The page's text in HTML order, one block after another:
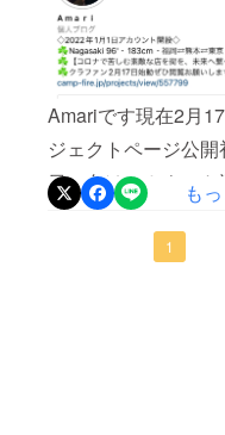
Amariです現在2月
ジェクトページ公開
日に向けアカウント
より力を入れ2月14
ずか３日で50人新た
も
1